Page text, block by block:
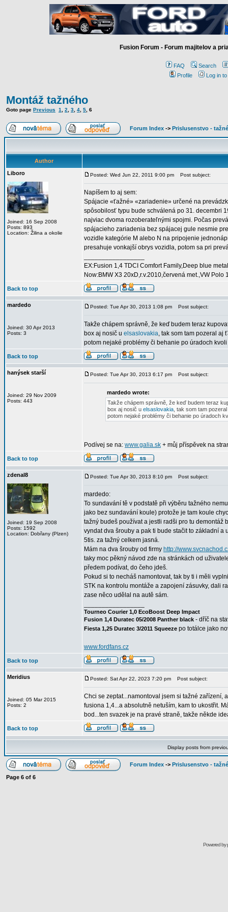
Fusion Forum - Forum majitelov a
FAQ
Search
Profile
Log in
Montáž tažného
Goto page Previous 1 2 3 4 5 6
Forum Index -> Prislusenstvo -
Author
Liboro
Joined: 16 Sep 2008
Posts: 893
Location: Žilina a okolie
Posted: Wed Jun 22, 2011 9:00 pm Post subject:
Napíšem to aj sem:
Spájacie «ťažné» «zariadenie» určené na
spôsobilosť typu bude schválená po 31. decembri
najviac dvoma rozoberateľnými spojmi. Počas
spájacieho zariadenia bez spájacej gule nesmie
vozidle kategórie M alebo N na pripojenie
presahuje vonkajší obrys vozidla, potom sa pri
EX:Fusion 1,4 TDCI Comfort Family,Deep blue
Now:BMW X3 20xD,r.v.2010,červená met.,VW Polo
Back to top
mardedo
Joined: 30 Apr 2013
Posts: 3
Posted: Tue Apr 30, 2013 1:08 pm Post subject:
Takže chápem správně, že keď budem teraz
box aj nosič u elsaslovakia, tak som tam pozeral aj
potom nejaké problémy či behanie po úradoch
Back to top
hanýsek starší
Joined: 29 Nov 2009
Posts: 443
Posted: Tue Apr 30, 2013 6:17 pm Post subject:
mardedo wrote:
Takže chápem správně, že keď budem teraz
box aj nosič u elsaslovakia, tak som tam
potom nejaké problémy či behanie po úradoch
Podívej se na: www.galia.sk + můj příspěvek na
Back to top
zdenal8
Joined: 19 Sep 2008
Posts: 1592
Location: Dobřany (Plzen)
Posted: Tue Apr 30, 2013 8:10 pm Post subject:
mardedo:
To sundavání tě v podstatě při výběru tažného
jako bez sundavání koule) protože je tam koule
tažný budeš používat a jestli radši pro tu demontáž
vyndat dva šrouby a pak ti bude stačit to základní
5tis. za tažný celkem jasná.
Mám na dva šrouby od firmy http://
taky moc pěkný návod zde na stránkách od
předem podívat, do čeho jdeš.
Pokud si to necháš namontovat, tak by ti i měli
STK na kontrolu montáže a zapojení zásuvky, dali
zase něco udělal na autě sám.
Tourneo Courier 1,0 EcoBoost Deep Impact
Fusion 1,4 Duratec 05/2008 Panther black - dříč na
Fiesta 1,25 Duratec 3/2011 Squeeze po totálce jako
www.fordfans.cz
Back to top
Meridius
Joined: 05 Mar 2015
Posts: 2
Posted: Sat Apr 22, 2023 7:20 pm Post subject:
Chci se zeptat...namontoval jsem si tažné zařízení,
fusiona 1,4...a absolutně netuším, kam to ukostřit.
bod...ten svazek je na pravé straně, takže někde
Back to top
Display posts from
Forum Index -> Prislusenstvo -
Page 6 of 6
Powered by